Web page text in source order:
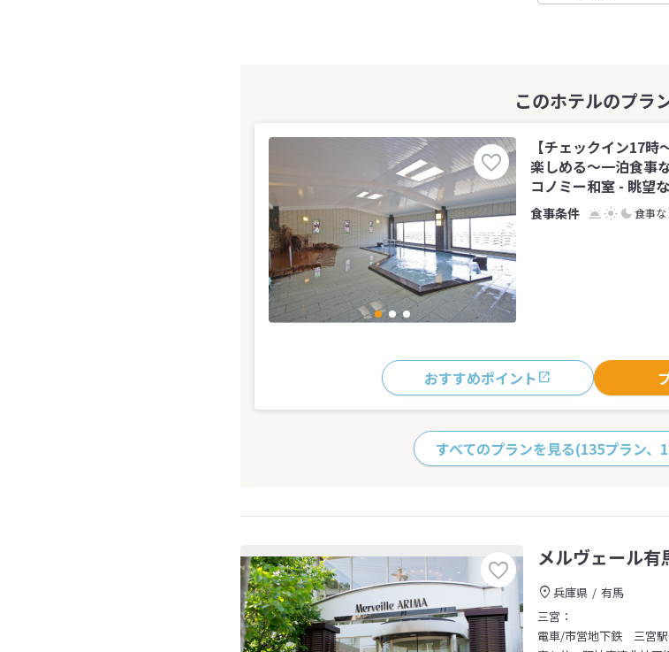
【チェックイン17
楽しめる～一泊食事
コノミー和室 - 眺望
食事な
おすすめポイント
すべてのプランを見る(135プラン、
メルヴェール有
兵庫県
有馬
三宮：
電車/市営地下鉄 三宮